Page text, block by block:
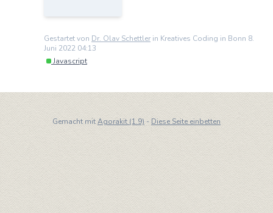
Gestartet von Dr. Olav Schettler in Kreatives Coding in Bonn 8.
Juni 2022 04:13
Javascript
Gemacht mitAgorakit (1.9) - Diese Seite einbetten